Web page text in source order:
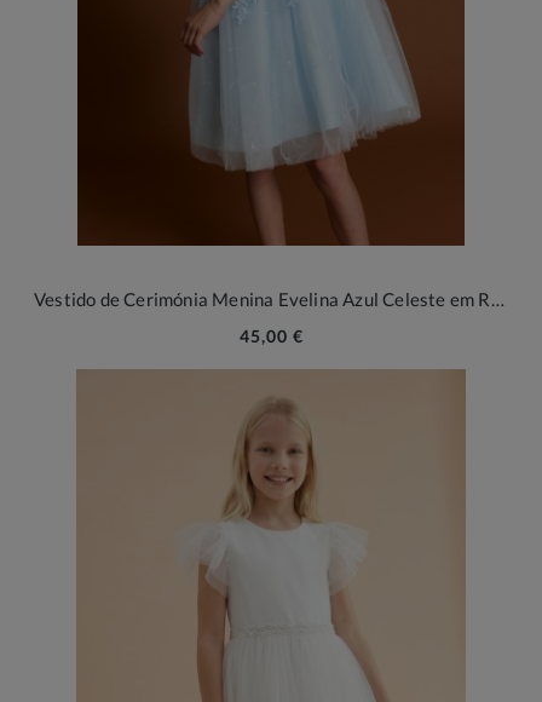
Vestido de Cerimónia Menina Evelina Azul Celeste em Renda e Tule
45,00 €